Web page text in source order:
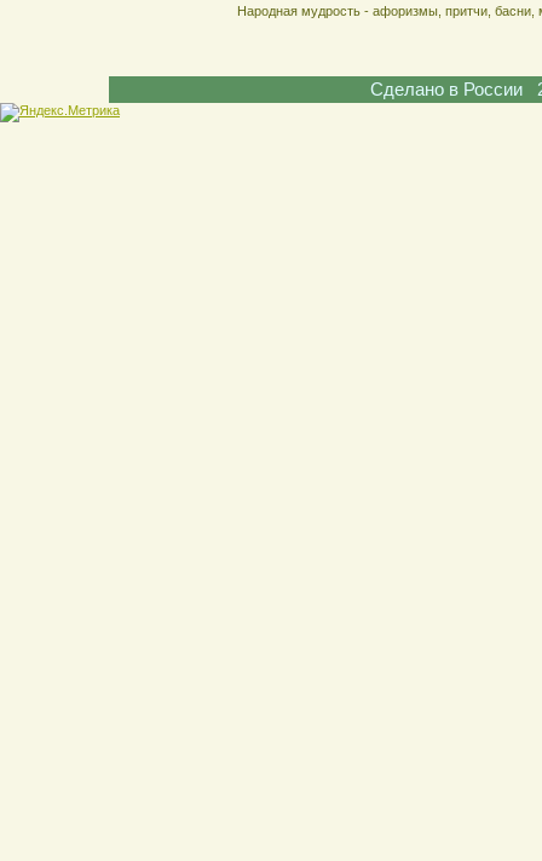
Народная мудрость - афоризмы, притчи,
Сделано в России